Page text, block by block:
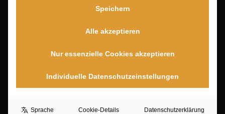
Kreative Arbeit
Composing
3. April 2023 - 7:38
Makrofotografie
Speichern
Alle akzeptieren
Nur essenzielle Cookies akzeptieren
Individuelle Datenschutzeinstellungen
Sprache Cookie-Details Datenschutzerklärung